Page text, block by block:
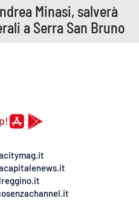
Minasi, salverà
a Serra San Bruno